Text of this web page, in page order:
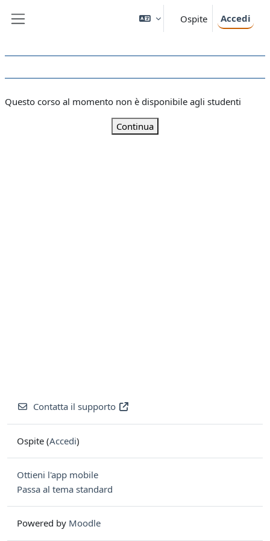
Ospite Accedi
Questo corso al momento non è disponibile agli studenti
Continua
Contatta il supporto
Ospite (Accedi)
Ottieni l'app mobile
Passa al tema standard
Powered by Moodle